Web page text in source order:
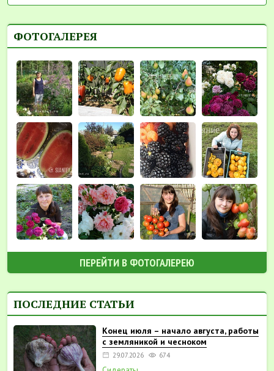
ФОТОГАЛЕРЕЯ
ПЕРЕЙТИ В ФОТОГАЛЕРЕЮ
ПОСЛЕДНИЕ СТАТЬИ
Конец июля – начало августа, работы
с земляникой и чесноком
29.07.2026 674